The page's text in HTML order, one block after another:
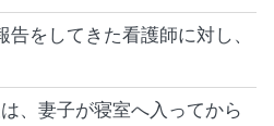
をしてきた看護師に対し、
、妻子が寝室へ入ってから